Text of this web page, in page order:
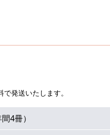
発送いたします。
4冊）